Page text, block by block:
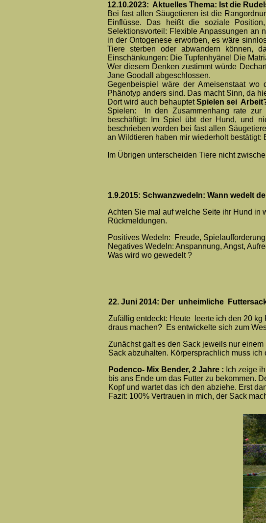
12.10.2023: Aktuelles Thema: Ist die
Bei fast allen Säugetieren ist die
Einflüsse. Das heißt die soziale
Selektionsvorteil: Flexible Anpassungen an
in der Ontogenese erworben, es wäre
Tiere sterben oder abwandern können,
Einschänkungen: Die Tupfenhyäne! Die
Wer diesem Denken zustimmt würde
Jane Goodall abgeschlossen.
Gegenbeispiel wäre der Ameisenstaat
Phänotyp anders sind. Das macht Sinn, da
Dort wird auch behauptetSpielen sei
Spielen: In den Zusammenhang rate zur
beschäftigt: Im Spiel übt der Hund, und
beschrieben worden bei fast allen
an Wildtieren haben mir wiederholt
Im Übrigen unterscheiden Tiere nicht
1.9.2015: Schwanzwedeln: Wann wedelt
Achten Sie mal auf welche Seite ihr Hund in
Rückmeldungen.
Positives Wedeln: Freude, Spielaufforderung
Negatives Wedeln: Anspannung, Angst,
Was wird wo gewedelt ?
22. Juni 2014: Der unheimliche
Zufällig entdeckt: Heute leerte ich den 20
draus machen? Es entwickelte sich zum
Zunächst galt es den Sack jeweils nur
Sack abzuhalten. Körpersprachlich muss
Podenco- Mix Bender, 2 Jahre : Ich zeige
bis ans Ende um das Futter zu bekommen.
Kopf und wartet das ich den abziehe. Erst
Fazit: 100% Vertrauen in mich, der Sack